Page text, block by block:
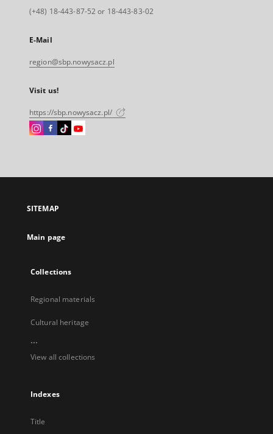
(+48) 18-443-87-52 or 18-443-83-02
E-Mail
region@sbp.nowysacz.pl
Visit us!
https://sbp.nowysacz.pl/
Instagram
open
new
Facebook
open
new
Instagram
open
new
Instagram
open
SITEMAP
Main page
Collections
Regional materials
Cultural heritage
...
View all collections
Indexes
Title